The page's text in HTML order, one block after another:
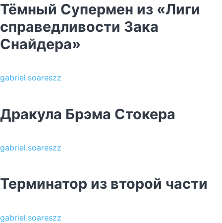
Тёмный Супермен из «Лиги
справедливости Зака
Снайдера»
gabriel.soareszz
Дракула Брэма Стокера
gabriel.soareszz
Терминатор из второй части
gabriel.soareszz